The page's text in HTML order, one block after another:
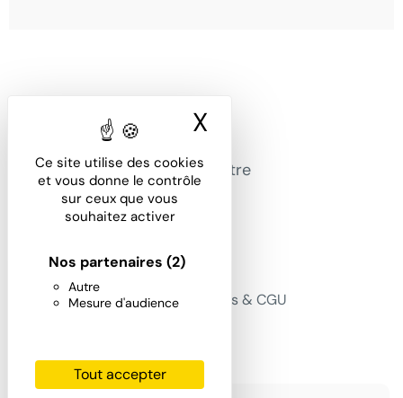
Ce site utilise des cookies
et vous donne le contrôle
sur ceux que vous
souhaitez activer
Nos partenaires (2)
Autre
Mesure d'audience
Tout accepter
X
Office Avocat, la solution
dématérialisée pour gérer votre
cabinet.
Fonctionnalités
Tarifs
Mentions Légales & CGU
Newsletter